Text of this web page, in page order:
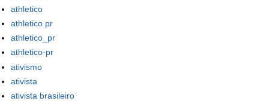
athletico
athletico pr
athletico_pr
athletico-pr
ativismo
ativista
ativista brasileiro